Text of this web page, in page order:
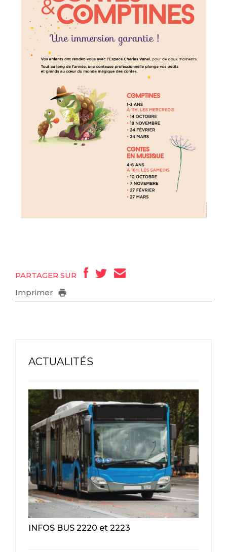
PARTAGER SUR
Imprimer
ACTUALITÉS
INFOS BUS 2220 et 2223